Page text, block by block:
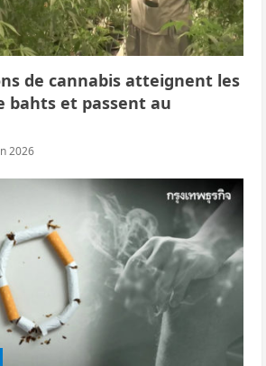
de cannabis atteignent les
bahts et passent au
2026